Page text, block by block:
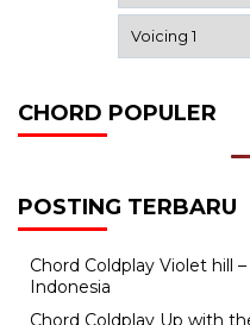
CHORD POPULER
POSTING TERBARU
Chord Coldplay Violet hill
Indonesia
Chord Coldplay Up with